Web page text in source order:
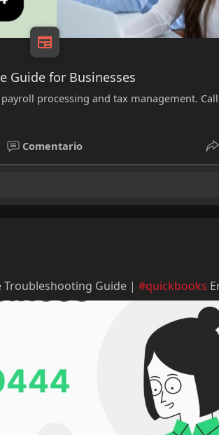
Guide for Businesses
processing and tax management.
Comentario
Troubleshooting Guide | #quickbooks